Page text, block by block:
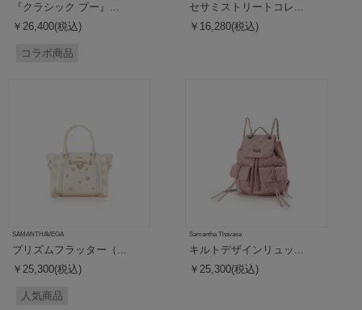
『クラシック プー』...
￥26,400(税込)
コラボ商品
セサミストリートコレ...
￥16,280(税込)
SAMANTHAVEGA
プリズムフラッター（...
￥25,300(税込)
人気商品
Samantha Thavasa
キルトデザインリュッ...
￥25,300(税込)